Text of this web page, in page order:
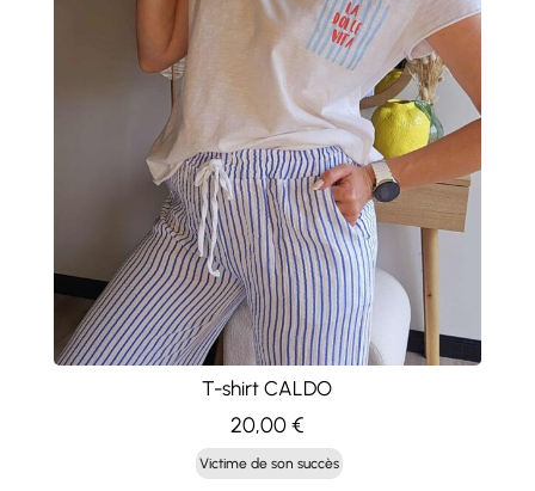
T-shirt CALDO
20,00€
Victime de son succès